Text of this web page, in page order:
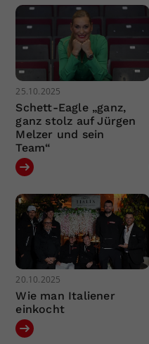
25.10.2025
Schett-Eagle „ganz,
ganz stolz auf Jürgen
Melzer und sein
Team“
20.10.2025
Wie man Italiener
einkocht